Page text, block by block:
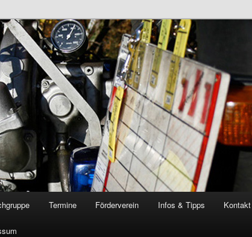
Rodenkirchen
Termine Förderverein Infos & Tipps Kontakt